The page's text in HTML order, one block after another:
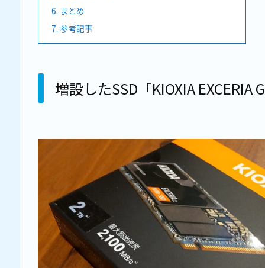
6. まとめ
7. 参考記事
増設したSSD「KIOXIA EXCERIA